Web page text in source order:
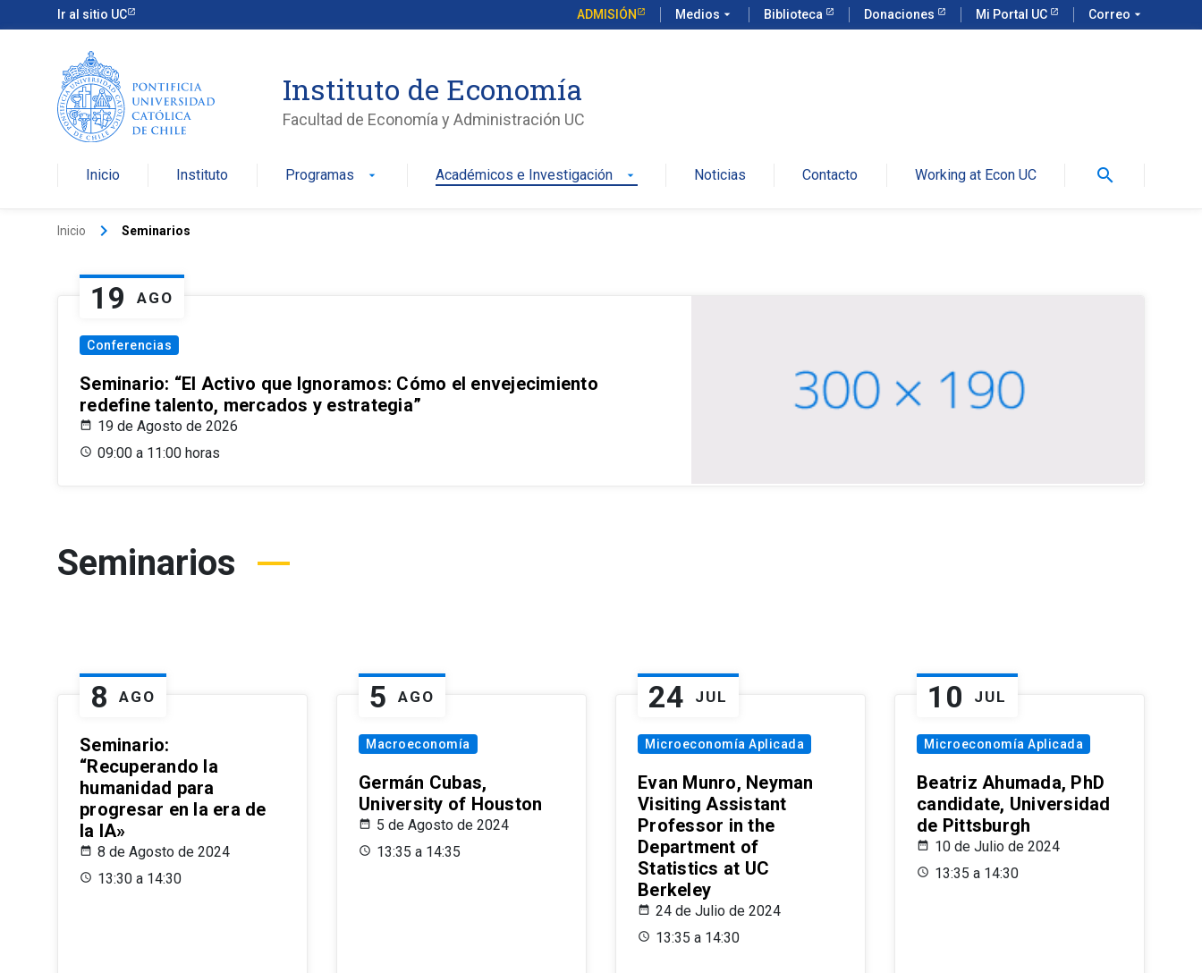
Ir al sitio UC ADMISIÓN Medios arrow_drop_down Biblioteca Donaciones Mi Portal UC Correo arrow_drop_down
Instituto de Economía
Facultad de Economía y Administración UC
Inicio Instituto Programas arrow_drop_down Académicos e Investigación arrow_drop_down Noticias Contacto Working at Econ UC search
Inicio keyboard_arrow_right Seminarios
19 AGO
Conferencias
Seminario: “El Activo que Ignoramos: Cómo el envejecimiento
redefine talento, mercados y estrategia”
19 de Agosto de 2026
09:00 a 11:00 horas
Seminarios
8 AGO
Seminario:
“Recuperando la
humanidad para
progresar en la era de
la IA»
8 de Agosto de 2024
13:30 a 14:30
5 AGO
Macroeconomía
Germán Cubas,
University of Houston
5 de Agosto de 2024
13:35 a 14:35
24 JUL
Microeconomía Aplicada
Evan Munro, Neyman
Visiting Assistant
Professor in the
Department of
Statistics at UC
Berkeley
24 de Julio de 2024
13:35 a 14:30
10 JUL
Microeconomía Aplicada
Beatriz Ahumada, PhD
candidate, Universidad
de Pittsburgh
10 de Julio de 2024
13:35 a 14:30